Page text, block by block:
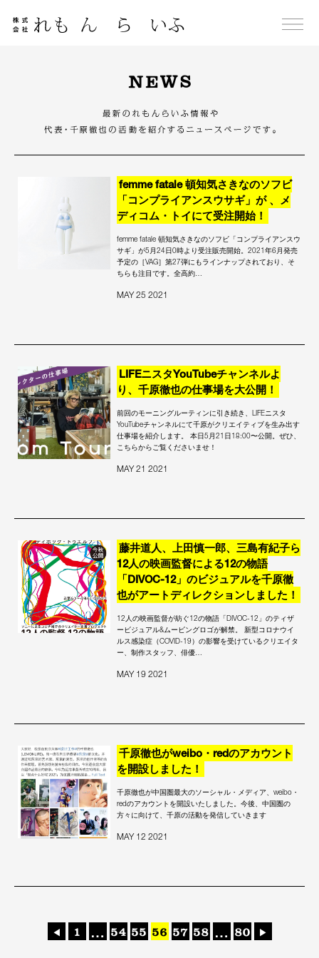
content
NEWS
femme fatale 頓知気さきなのソフビ
「コンプライアンスウサギ」が 、メ
ディコム・トイにて受注開始！
femme fatale 頓知気さきなのソフビ「コンプライアンスウ
サギ」が5月24日0時より受注販売開始。2021年6月発売
予定の［VAG］第27弾にもラインナップされており、そ
ちらも注目です。全高約…
MAY 25 2021
LIFEニスタYouTubeチャンネルよ
り、千原徹也の仕事場を大公開！
前回のモーニングルーティンに引き続き、LIFEニスタ
YouTubeチャンネルにて千原がクリエイティブを生み出す
仕事場を紹介します。 本日5月21日18:00〜公開。ぜひ、
こちらからご覧くださいませ！
MAY 21 2021
藤井道人、上田慎一郎、三島有紀子ら
12人の映画監督による12の物語
「DIVOC-12」のビジュアルを千原徹
也がアートディレクションしました！
12人の映画監督が紡ぐ12の物語「DIVOC-12」のティザ
ービジュアル&ムービングロゴが解禁。 新型コロナウイ
ルス感染症（COVID-19）の影響を受けているクリエイタ
ー、制作スタッフ、俳優…
MAY 19 2021
千原徹也がweibo・redのアカウント
を開設しました！
千原徹也が中国圏最大のソーシャル・メディア、weibo・
redのアカウントを開設いたしました。今後、中国圏の
方々に向けて、千原の活動を発信していきます
MAY 12 2021
◀ 1 … 54 55 56 57 58 … 80 ▶